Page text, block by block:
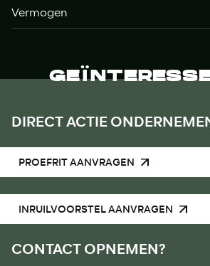
Vermogen
DIRECT ACTIE
PROEFRIT AANVRAGEN
INRUILVOORSTEL AANVRAGEN
CONTACT OPNEMEN?